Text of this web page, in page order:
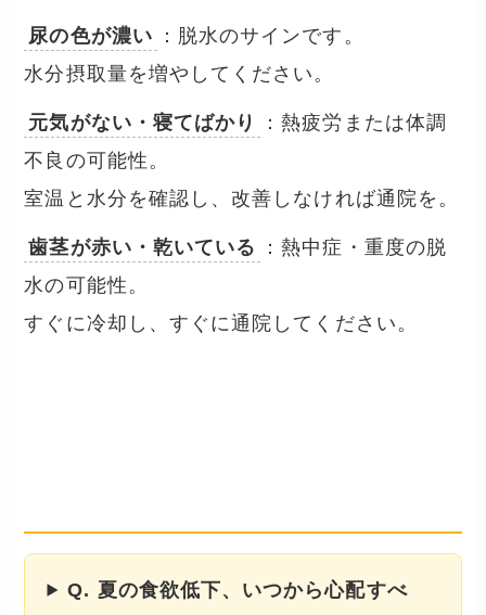
尿の色が濃い
：脱水のサインです。
水分摂取量を増やしてください。
元気がない・寝てばかり
：熱疲労または体調
不良の可能性。
室温と水分を確認し、改善しなければ通院を。
歯茎が赤い・乾いている
：熱中症・重度の脱
水の可能性。
すぐに冷却し、すぐに通院してください。
Q. 夏の食欲低下、いつから心配すべ